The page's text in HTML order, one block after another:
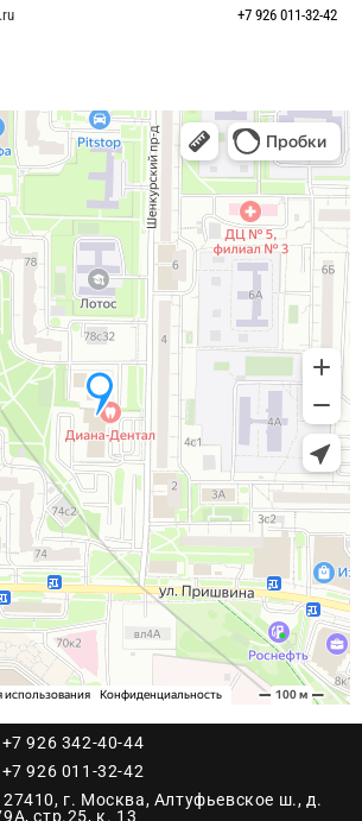
+7 926 011-32-42
+7 926 342-40-44
+7 926 011-32-42
г. Москва, Алтуфьевское ш., д.
стр.25, к. 13​